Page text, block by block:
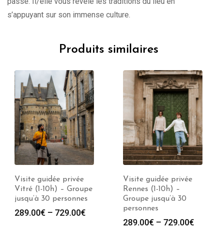
s’appuyant sur son immense culture.
Produits similaires
Visite guidée privée
Vitré (1-10h) – Groupe
jusqu’à 30 personnes
289.00€ – 729.00€
Visite guidée privée
Rennes (1-10h) –
Groupe jusqu’à 30
personnes
289.00€ – 729.00€